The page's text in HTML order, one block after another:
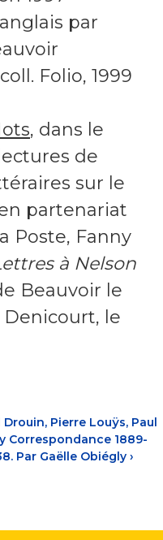
par
Folio, 1999
, dans le
de
sur le
partenariat
Poste, Fanny
à Nelson
Beauvoir le
le
Drouin, Pierre Louÿs, Paul
Correspondance 1889-
Par Gaëlle Obiégly›